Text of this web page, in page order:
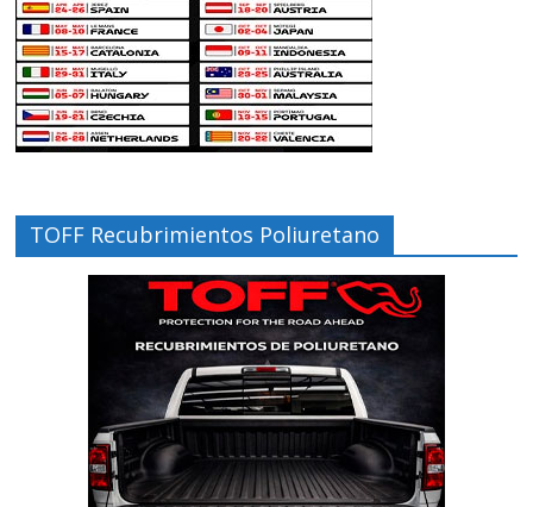
TOFF Recubrimientos Poliuretano